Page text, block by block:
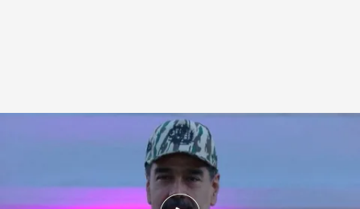
Nicolás Maduro dice que en Venezuela "nadie" quiere la intervención que
NOTICIAS CUATRO
Redacción digital Noticias Cuatro
12 ENE 2025 - 15:09h.